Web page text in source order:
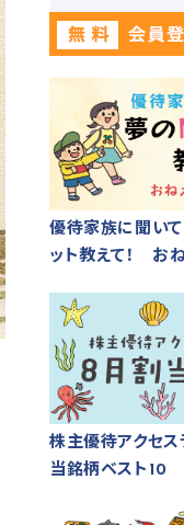
優待家族に聞い
ット教えて！ お
株主優待アクセ
当銘柄ベスト10